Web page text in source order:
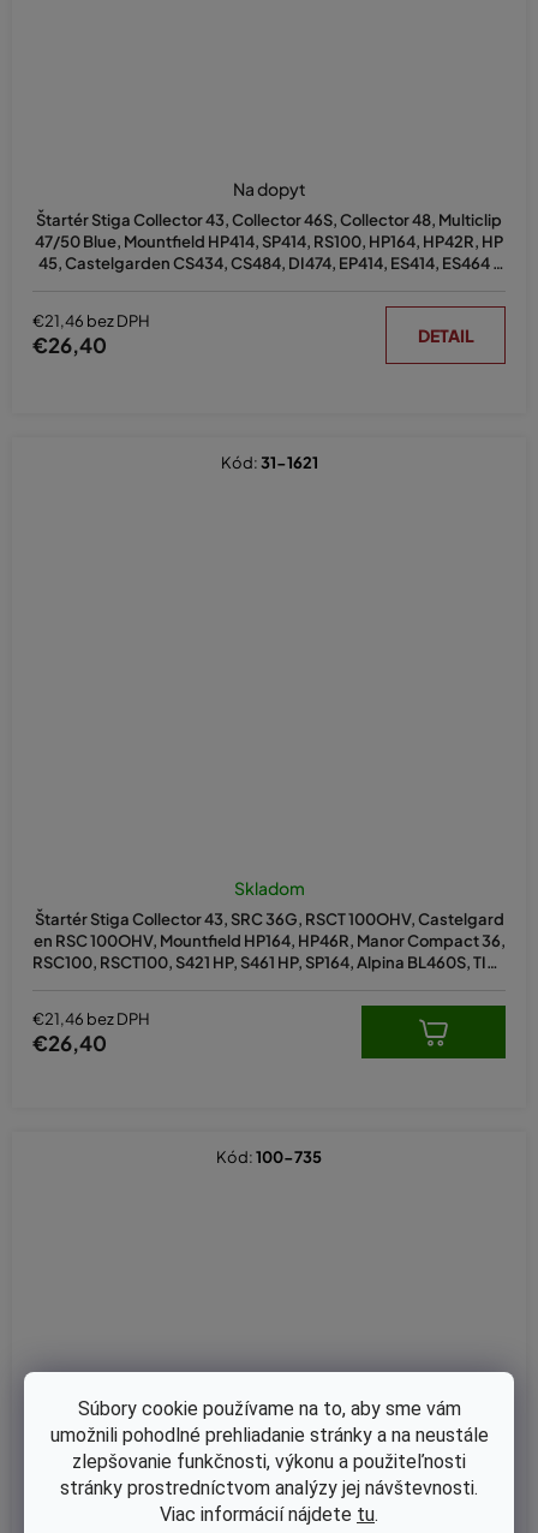
Súbory cookie používame na to, aby sme vám
umožnili pohodlné prehliadanie stránky a na neustále
zlepšovanie funkčnosti, výkonu a použiteľnosti
stránky prostredníctvom analýzy jej návštevnosti.
Viac informácií nájdete tu.
Štartér Stiga Collector 43, Collector 46S, Collector 48, Multiclip
47/50 Blue, Mountfield HP414, SP414, RS100, HP164, HP42R, HP
45, Castelgarden CS434, CS484, DI474, EP414, ES414, ES464 -
Na dopyt
€21,46 bez DPH
€26,40 DETAIL
Štartér Stiga Collector 43, SRC 36G, RSCT 100OHV, Castelgard
en RSC 100OHV, Mountfield HP164, HP46R, Manor Compact 36,
RSC100, RSCT100, S421 HP, S461 HP, SP164, Alpina BL460S, TI36
Skladom
€21,46 bez DPH
€26,40
Kód:31-1621
Kód:100-735